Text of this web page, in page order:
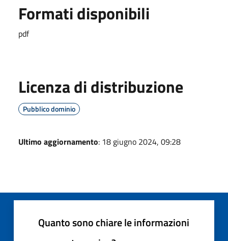
Formati disponibili
pdf
Licenza di distribuzione
Pubblico dominio
Ultimo aggiornamento: 18 giugno 2024, 09:28
Quanto sono chiare le informazioni